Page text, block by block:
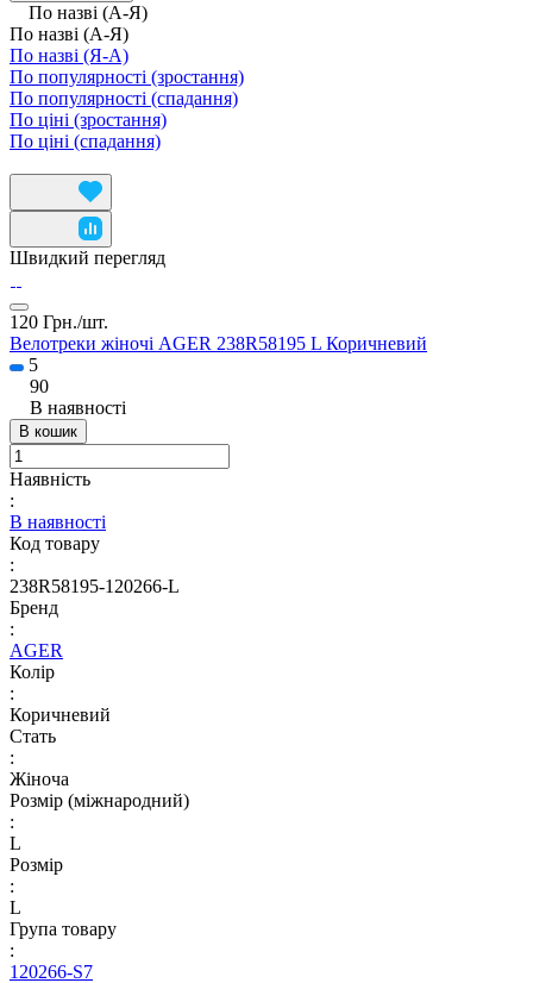
По назві (А-Я)
По назві (А-Я)
По назві (Я-А)
По популярності (зростання)
По популярності (спадання)
По ціні (зростання)
По ціні (спадання)
Швидкий перегляд
120 Грн./шт.
Велотреки жіночі AGER 238R58195 L Коричневий
5
90
В наявності
В кошик
Наявність
:
В наявності
Код товару
:
238R58195-120266-L
Бренд
:
AGER
Колір
:
Коричневий
Стать
:
Жіноча
Розмір (міжнародний)
:
L
Розмір
:
L
Група товару
:
120266-S7